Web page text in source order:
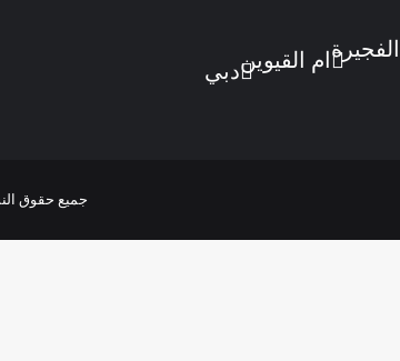
الفجيرة ام القيويندبي
جميع حقوق